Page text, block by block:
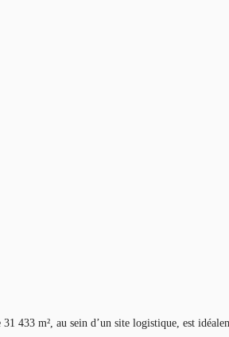
433 m², au sein d’un site logistique, est